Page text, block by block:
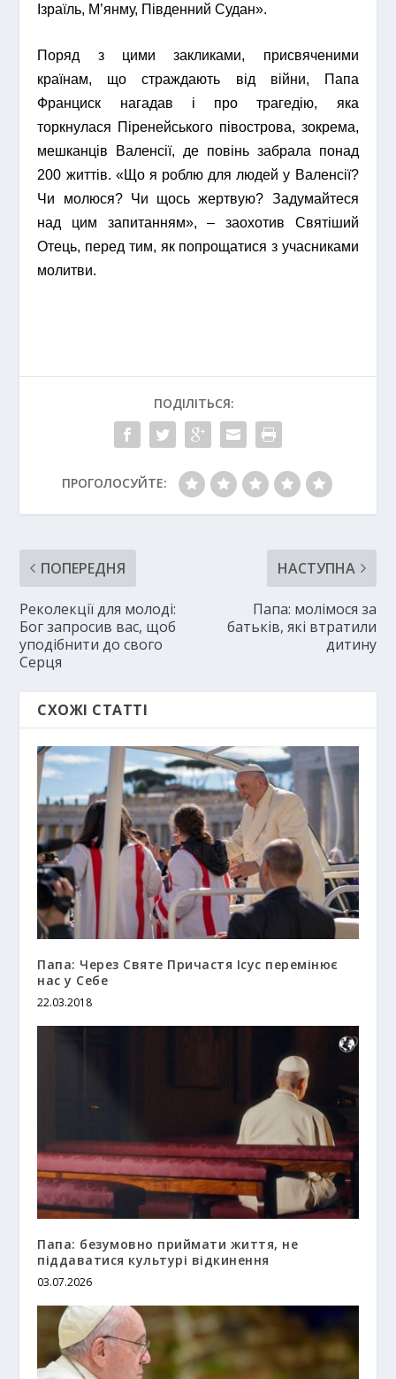
Ізраїль, М’янму, Південний Судан».
Поряд з цими закликами, присвяченими
країнам, що страждають від війни, Папа
Франциск нагадав і про трагедію, яка
торкнулася Піренейського півострова, зокрема,
мешканців Валенсії, де повінь забрала понад
200 життів. «Що я роблю для людей у Валенсії?
Чи молюся? Чи щось жертвую? Задумайтеся
над цим запитанням», – заохотив Святіший
Отець, перед тим, як попрощатися з учасниками
молитви.
ПОДІЛІТЬСЯ:
ПРОГОЛОСУЙТЕ:
ПОПЕРЕДНЯ
Реколекції для молоді:
Бог запросив вас, щоб
уподібнити до свого
Серця
НАСТУПНА
Папа: молімося за
батьків, які втратили
дитину
СХОЖІ СТАТТІ
Папа: Через Святе Причастя Ісус перемінює
нас у Себе
22.03.2018
Папа: безумовно приймати життя, не
піддаватися культурі відкинення
03.07.2026